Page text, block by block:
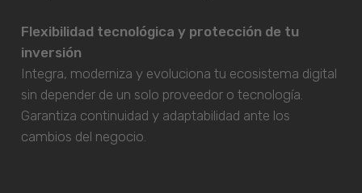
Flexibilidad tecnológica y protección de tu
inversión
Integra, moderniza y evoluciona tu ecosistema digital
sin depender de un solo proveedor o tecnología.
Garantiza continuidad y adaptabilidad ante los
cambios del negocio.